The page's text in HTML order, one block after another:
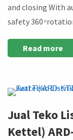
and closing With
safety 360
Read more
Jual Teko
Kettel)